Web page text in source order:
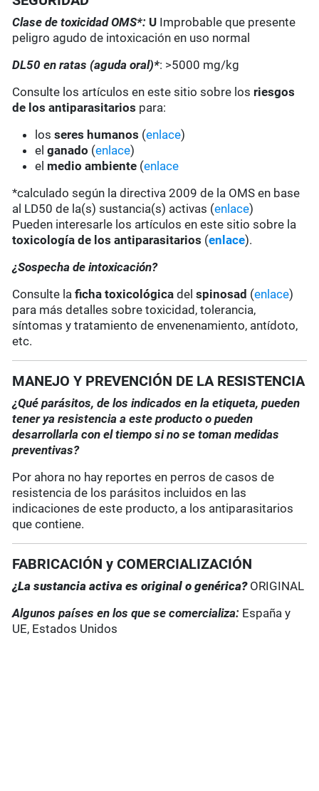
Clase de toxicidad OMS*: U Improbable que presente
peligro agudo de intoxicación en uso normal
DL50 en ratas (aguda oral)*: >5000 mg/kg
Consulte los artículos en este sitio sobre los riesgos
de los antiparasitarios para:
losseres humanos (enlace)
elganado (enlace)
el medio ambiente (enlace
*calculado según la directiva 2009 de la OMS en base
al LD50 de la(s) sustancia(s) activas (enlace)
Pueden interesarle los artículos en este sitio sobre la
toxicología de los antiparasitarios (enlace).
¿Sospecha de intoxicación?
Consulte laficha toxicológica delspinosad (enlace)
para más detalles sobre toxicidad, tolerancia,
síntomas y tratamiento de envenenamiento, antídoto,
etc.
MANEJO Y PREVENCIÓN DE LA RESISTENCIA
¿Qué parásitos, de los indicados en la etiqueta, pueden
tener ya resistencia a este producto o pueden
desarrollarla con el tiempo si no se toman medidas
preventivas?
Por ahora no hay reportes en perros de casos de
resistencia de los parásitos incluidos en las
indicaciones de este producto, a los antiparasitarios
que contiene.
FABRICACIÓN y COMERCIALIZACIÓN
¿La sustancia activa es original o genérica?ORIGINAL
Algunos países en los que se comercializa: España y
UE, Estados Unidos